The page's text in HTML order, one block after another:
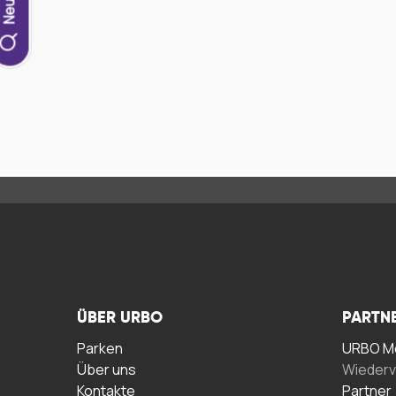
ÜBER URBO
Parken
Über uns
Kontakte
URBO
Partner